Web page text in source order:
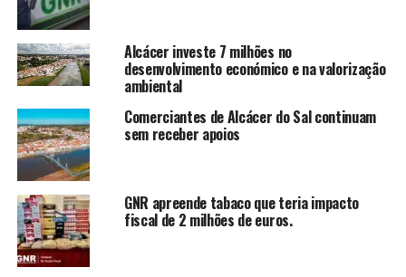
Alcácer investe 7 milhões no
desenvolvimento económico e na valorização
ambiental
Comerciantes de Alcácer do Sal continuam
sem receber apoios
GNR apreende tabaco que teria impacto
fiscal de 2 milhões de euros.